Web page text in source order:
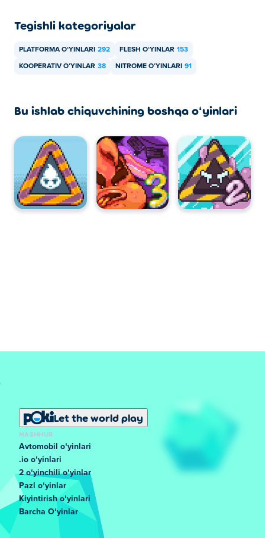
Tegishli kategoriyalar
PLATFORMA OʻYINLARI 292 FLESH OʻYINLAR 153
KOOPERATIV OʻYINLAR 38 NITROME OʻYINLARI 91
Bu ishlab chiquvchining boshqa oʻyinlari
Let the world play
MASHHUR
Avtomobil oʻyinlari
.io oʻyinlari
2 oʻyinchili oʻyinlar
Pazl oʻyinlar
Kiyintirish oʻyinlari
Barcha Oʻyinlar